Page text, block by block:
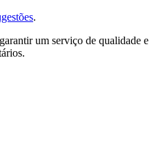
.
um serviço de qualidade e